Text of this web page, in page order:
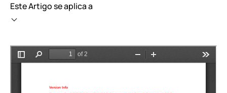
Este Artigo se aplica a